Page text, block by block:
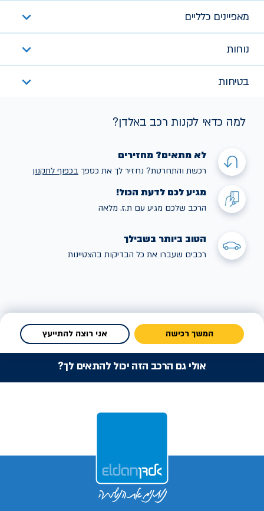
מאפיינים כלליים
נוחות
בטיחות
למה כדאי לקנות רכב באלדן?
לא מתאים? מחזירים
רכשת והתחרטת? נחזיר לך את כספך בכפוף לתקנון
מגיע לכם לדעת הכול!
הרכב שלכם מגיע עם ת.ז. מלאה
הטוב ביותר בשבילך
רכבים שעברו את כל הבדיקות בהצטיינות
המשך רכישה אני רוצה להתייעץ
אולי גם הרכב הזה יכול להתאים לך?